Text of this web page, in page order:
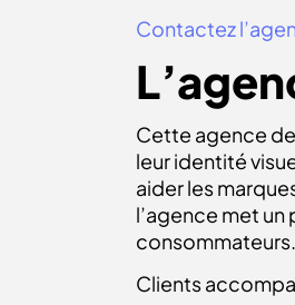
Contactez
Cette agence
leur identité
aider les
l’agence met
consommateurs.
Clients